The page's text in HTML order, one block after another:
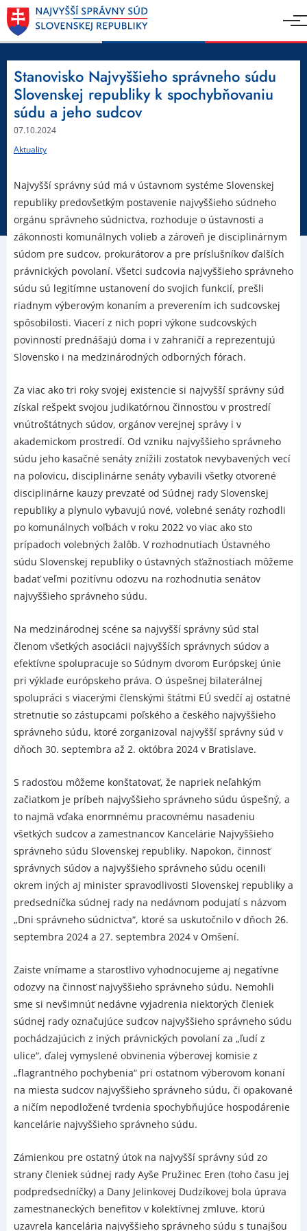
Stanovisko Najvyššieho správneho súdu
Slovenskej republiky k spochybňovaniu
súdu a jeho sudcov
07.10.2024
Aktuality
Najvyšší správny súd má v ústavnom systéme Slovenskej
republiky predovšetkým postavenie najvyššieho súdneho
orgánu správneho súdnictva, rozhoduje o ústavnosti a
zákonnosti komunálnych volieb a zároveň je disciplinárnym
súdom pre sudcov, prokurátorov a pre príslušníkov ďalších
právnických povolaní. Všetci sudcovia najvyššieho správneho
súdu sú legitímne ustanovení do svojich funkcií, prešli
riadnym výberovým konaním a preverením ich sudcovskej
spôsobilosti. Viacerí z nich popri výkone sudcovských
povinností prednášajú doma i v zahraničí a reprezentujú
Slovensko i na medzinárodných odborných fórach.
Za viac ako tri roky svojej existencie si najvyšší správny súd
získal rešpekt svojou judikatórnou činnosťou v prostredí
vnútroštátnych súdov, orgánov verejnej správy i v
akademickom prostredí. Od vzniku najvyššieho správneho
súdu jeho kasačné senáty znížili zostatok nevybavených vecí
na polovicu, disciplinárne senáty vybavili všetky otvorené
disciplinárne kauzy prevzaté od Súdnej rady Slovenskej
republiky a plynulo vybavujú nové, volebné senáty rozhodli
po komunálnych voľbách v roku 2022 vo viac ako sto
prípadoch volebných žalôb. V rozhodnutiach Ústavného
súdu Slovenskej republiky o ústavných sťažnostiach môžeme
badať veľmi pozitívnu odozvu na rozhodnutia senátov
najvyššieho správneho súdu.
Na medzinárodnej scéne sa najvyšší správny súd stal
členom všetkých asociácii najvyšších správnych súdov a
efektívne spolupracuje so Súdnym dvorom Európskej únie
pri výklade európskeho práva. O úspešnej bilaterálnej
spolupráci s viacerými členskými štátmi EÚ svedčí aj ostatné
stretnutie so zástupcami poľského a českého najvyššieho
správneho súdu, ktoré zorganizoval najvyšší správny súd v
dňoch 30. septembra až 2. októbra 2024 v Bratislave.
S radosťou môžeme konštatovať, že napriek neľahkým
začiatkom je príbeh najvyššieho správneho súdu úspešný, a
to najmä vďaka enormnému pracovnému nasadeniu
všetkých sudcov a zamestnancov Kancelárie Najvyššieho
správneho súdu Slovenskej republiky. Napokon, činnosť
správnych súdov a najvyššieho správneho súdu ocenili
okrem iných aj minister spravodlivosti Slovenskej republiky a
predsedníčka súdnej rady na nedávnom podujatí s názvom
„Dni správneho súdnictva“, ktoré sa uskutočnilo v dňoch 26.
septembra 2024 a 27. septembra 2024 v Omšení.
Zaiste vnímame a starostlivo vyhodnocujeme aj negatívne
odozvy na činnosť najvyššieho správneho súdu. Nemohli
sme si nevšimnúť nedávne vyjadrenia niektorých členiek
súdnej rady označujúce sudcov najvyššieho správneho súdu
pochádzajúcich z iných právnických povolaní za „ľudí z
ulice“, ďalej vymyslené obvinenia výberovej komisie z
„flagrantného pochybenia“ pri ostatnom výberovom konaní
na miesta sudcov najvyššieho správneho súdu, či opakované
a ničím nepodložené tvrdenia spochybňujúce hospodárenie
kancelárie najvyššieho správneho súdu.
Zámienkou pre ostatný útok na najvyšší správny súd zo
strany členiek súdnej rady Ayše Pružinec Eren (toho času jej
podpredsedníčky) a Dany Jelinkovej Dudzíkovej bola úprava
zamestnaneckých benefitov v kolektívnej zmluve, ktorú
uzavrela kancelária najvyššieho správneho súdu s tunajšou